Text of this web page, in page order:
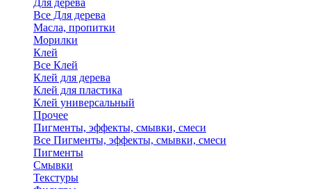
Для дерева
Все Для дерева
Масла, пропитки
Морилки
Клей
Все Клей
Клей для дерева
Клей для пластика
Клей универсальный
Прочее
Пигменты, эффекты, смывки, смеси
Все Пигменты, эффекты, смывки, смеси
Пигменты
Смывки
Текстуры